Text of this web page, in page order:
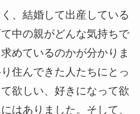
、結婚して出産している
中の親がどんな気持ちで
めているのかが分かりま
住んできた人たちにとっ
欲しい、好きになって欲
はありました。そして、